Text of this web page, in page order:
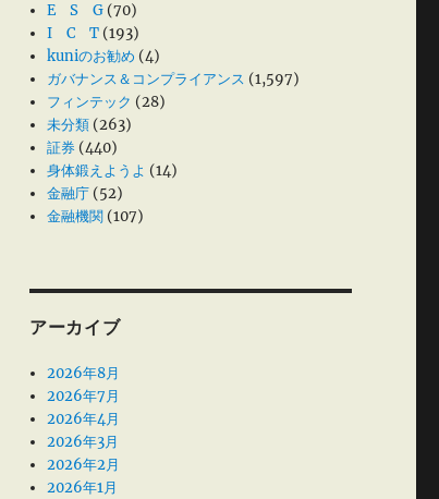
E S G (70)
I C T (193)
kuniのお勧め (4)
ガバナンス＆コンプライアンス (1,597)
フィンテック (28)
未分類 (263)
証券 (440)
身体鍛えようよ (14)
金融庁 (52)
金融機関 (107)
アーカイブ
2026年8月
2026年7月
2026年4月
2026年3月
2026年2月
2026年1月